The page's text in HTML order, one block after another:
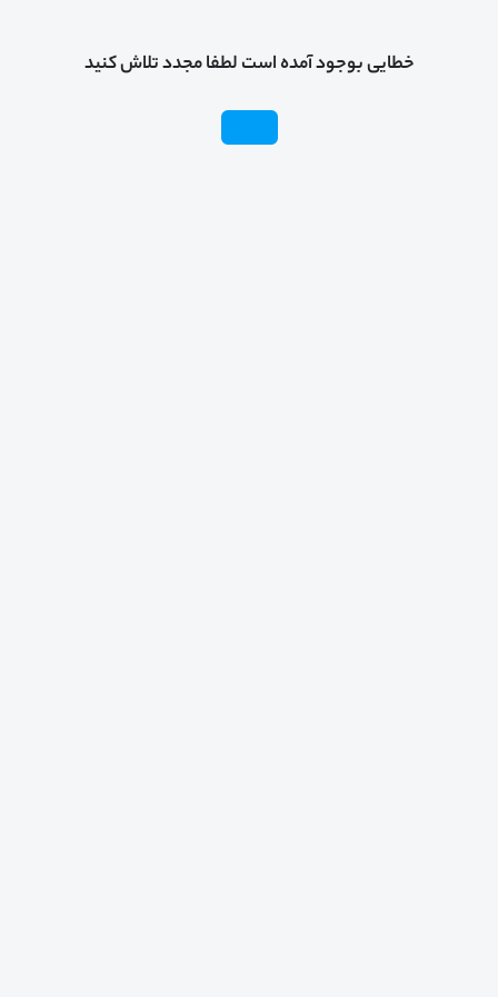
خطایی بوجود آمده است لطفا مجدد تلاش کنید